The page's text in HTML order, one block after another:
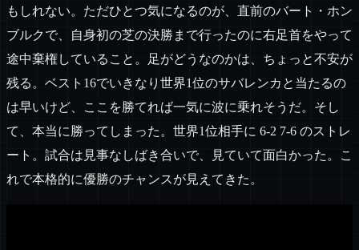
もしれない。ただひとつ気になるのが、直前のバート・ホン
ブルクで、自身初の芝の決勝まで行ったのに右足首をやって
途中棄権していること。足がどうなのかは、ちょっと不安が
残る。ベスト16でいきなり世界1位のサバレンカと当たるの
は早いけど、ここを勝てれば一気に波に乗れそうだ。そし
て、本当に勝ってしまった。世界1位相手に 6-2 7-6 のストレ
ート。試合は見事なしばき合いで、見ていて面白かった。こ
れで本格的に優勝のチャンスが見えてきた。